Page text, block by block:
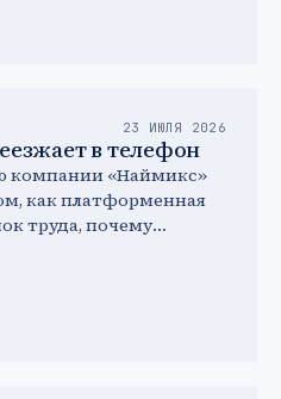
23 ИЮЛЯ 2026
в телефон
компании «Наймикс»
как платформенная
труда, почему